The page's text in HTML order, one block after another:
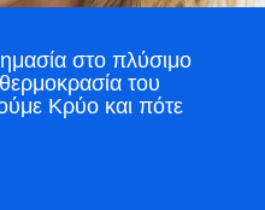
στο πλύσιμο
του
Κρύο και πότε